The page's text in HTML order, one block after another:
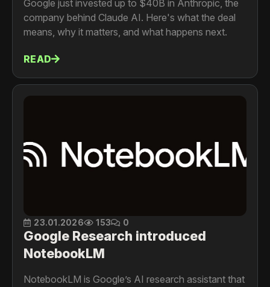
Google just invested up to $40B in Anthropic, the
company behind Claude AI. Here's what the deal
means, why it matters, and what happens next.
READ
23.01.2026 153 0
Google Research introduced
NotebookLM
NotebookLM is Google’s AI research assistant that